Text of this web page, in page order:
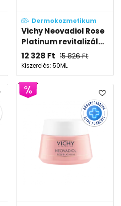
Dermokozmetikum
Vichy Neovadiol Rose
Platinum revitalizál...
12 328 Ft 15 826Ft
Kiszerelés: 50ML